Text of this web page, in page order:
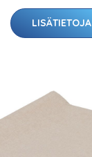
LISÄTIETOJA